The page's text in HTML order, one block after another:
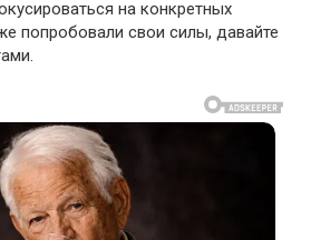
на конкретных
попробовали свои силы, давайте